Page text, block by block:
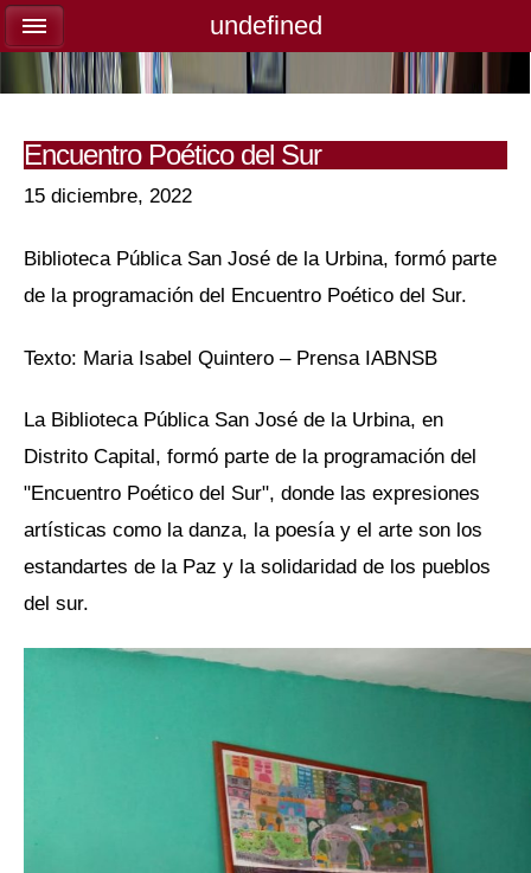
Encuentro Poético del Sur
15 diciembre, 2022
Biblioteca Pública San José de la Urbina, formó parte
de la programación del Encuentro Poético del Sur.
Texto: Maria Isabel Quintero – Prensa IABNSB
La Biblioteca Pública San José de la Urbina, en
Distrito Capital, formó parte de la programación del
"Encuentro Poético del Sur", donde las expresiones
artísticas como la danza, la poesía y el arte son los
estandartes de la Paz y la solidaridad de los pueblos
del sur.
undefined
undefined